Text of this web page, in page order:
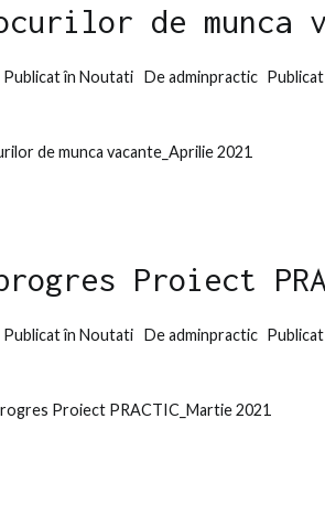
de munca
laPublicat înNoutati Deadminpractic
de munca vacante_Aprilie 2021
Proiect
laPublicat înNoutati Deadminpractic
Proiect PRACTIC_Martie 2021